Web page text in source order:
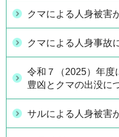
クマによる人身被害
クマによる人身事故
令和７（2025）年度
豊凶とクマの出没に
サルによる人身被害